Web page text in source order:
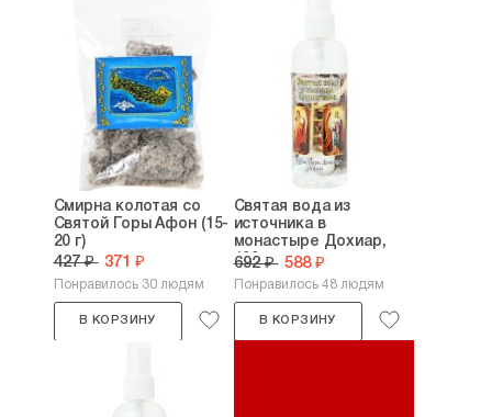
Смирна колотая со
Святой Горы Афон (15-
20 г)
427 ₽ 371 ₽
Понравилось 30 людям
В КОРЗИНУ
Святая вода из
источника в
монастыре Дохиар,
100 мл
692 ₽ 588 ₽
Понравилось 48 людям
В КОРЗИНУ